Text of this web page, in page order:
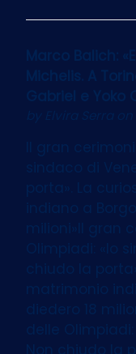
Marco Balich:
Michelis. A
Gabriel e Yoko
by Elvira Serra
Il gran
sindaco di
porta». La
indiano a
milioni»Il gran
Olimpiadi: «Io
chiudo la
matrimonio
diedero 18
delle
Non chiudo la